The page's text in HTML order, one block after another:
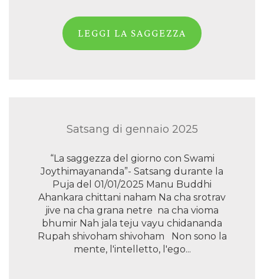
LEGGI LA SAGGEZZA
Satsang di gennaio 2025
“La saggezza del giorno con Swami
Joythimayananda”- Satsang durante la
Puja del 01/01/2025 Manu Buddhi
Ahankara chittani naham Na cha srotrav
jive na cha grana netre na cha vioma
bhumir Nah jala teju vayu chidananda
Rupah shivoham shivoham Non sono la
mente, l'intelletto, l'ego...